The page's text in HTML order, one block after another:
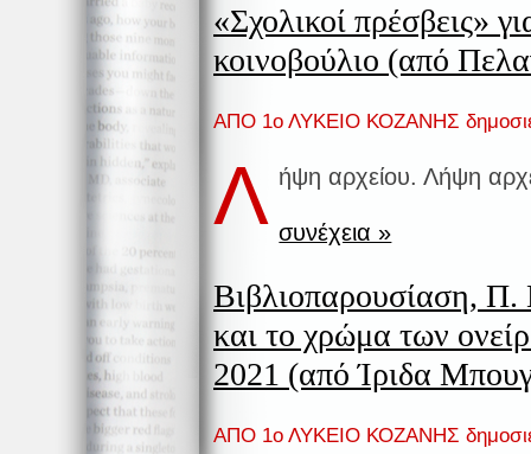
«Σχολικοί πρέσβεις»
κοινοβούλιο (από
ΑΠΟ 1ο ΛΥΚΕΙΟ ΚΟΖΑΝΗΣ
Λ ήψη αρχείου. Λήψη
συνέχεια »
Βιβλιοπαρουσίαση,
και το χρώμα των
2021 (από Ίριδα
ΑΠΟ 1ο ΛΥΚΕΙΟ ΚΟΖΑΝΗΣ